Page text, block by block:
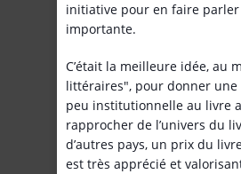
initiative pour en faire
importante.
C’était la meilleure idée, au
littéraires", pour donner
peu institutionnelle au livre
rapprocher de l’univers du
d’autres pays, un prix du
est très apprécié et